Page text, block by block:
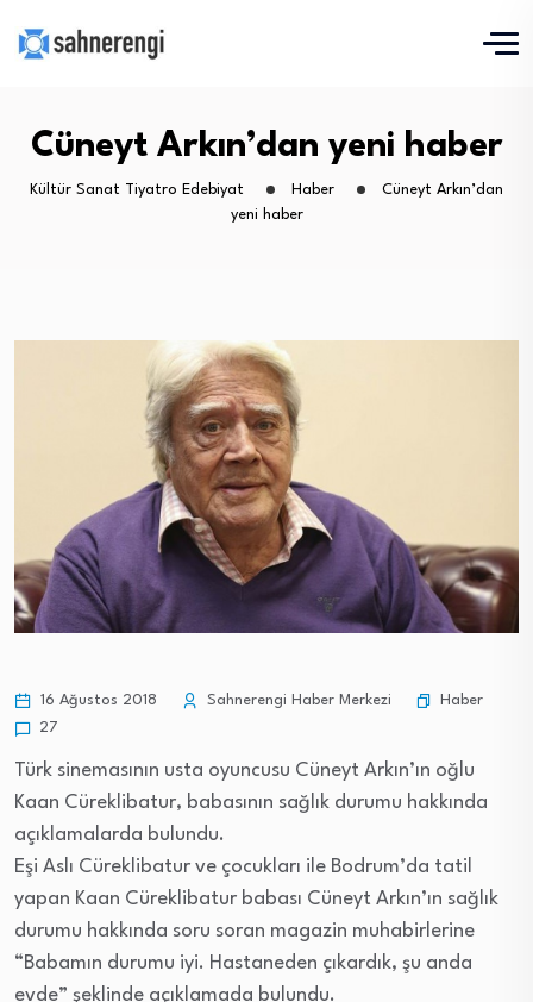
Cüneyt Arkın’dan yeni haber
Kültür Sanat Tiyatro Edebiyat Haber
Cüneyt Arkın’dan
yeni haber
16 Ağustos 2018 Sahnerengi Haber Merkezi
Haber
27
Türk sinemasının usta oyuncusu Cüneyt Arkın’ın oğlu
Kaan Cüreklibatur, babasının sağlık durumu hakkında
açıklamalarda bulundu.
Eşi Aslı Cüreklibatur ve çocukları ile Bodrum’da tatil
yapan Kaan Cüreklibatur babası Cüneyt Arkın’ın sağlık
durumu hakkında soru soran magazin muhabirlerine
“Babamın durumu iyi. Hastaneden çıkardık, şu anda
evde” şeklinde açıklamada bulundu.